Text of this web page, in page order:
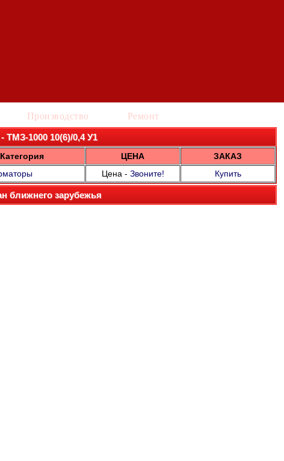
Производство Ремонт
ТМЗ-1000 10(6)/0,4 У1
Категория ЦЕНА
ЗАКАЗ
Цена - Звоните! Купить
ближнего зарубежья